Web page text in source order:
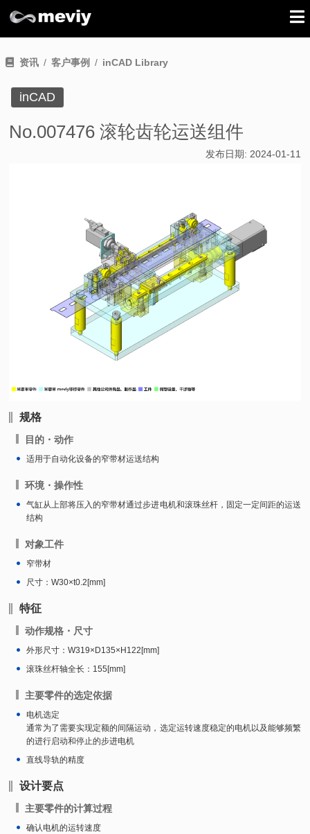
资讯 客户事例 inCAD Library
inCAD
No.007476 滚轮齿轮运送组件
发布日期: 2024-01-11
规格
目的・动作
适用于自动化设备的窄带材运送结构
环境・操作性
气缸从上部将压入的窄带材通过步进电机和滚珠丝杆，固定一定间距的运送
结构
对象工件
窄带材
尺寸：W30×t0.2[mm]
特征
动作规格・尺寸
外形尺寸：W319×D135×H122[mm]
滚珠丝杆轴全长：155[mm]
主要零件的选定依据
电机选定
通常为了需要实现定额的间隔运动，选定运转速度稳定的电机以及能够频繁
的进行启动和停止的步进电机
直线导轨的精度
设计要点
主要零件的计算过程
确认电机的运转速度